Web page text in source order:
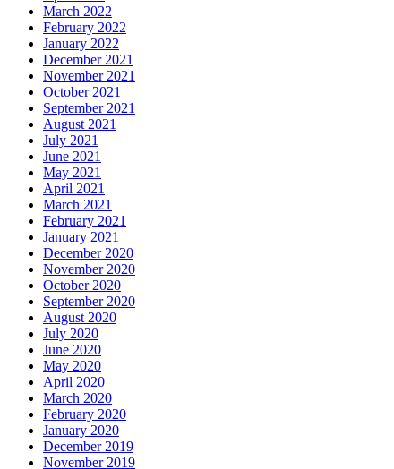
March 2022
February 2022
January 2022
December 2021
November 2021
October 2021
September 2021
August 2021
July 2021
June 2021
May 2021
April 2021
March 2021
February 2021
January 2021
December 2020
November 2020
October 2020
September 2020
August 2020
July 2020
June 2020
May 2020
April 2020
March 2020
February 2020
January 2020
December 2019
November 2019